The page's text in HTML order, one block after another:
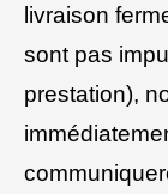
livraison
sont pas
prestation),